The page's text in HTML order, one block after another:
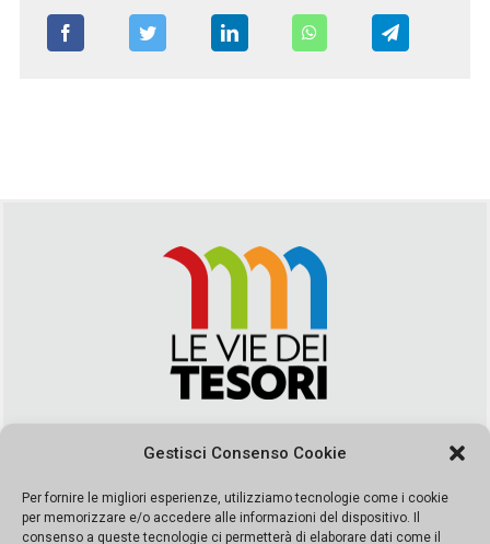
Gestisci Consenso Cookie
Per fornire le migliori esperienze, utilizziamo tecnologie come i cookie
per memorizzare e/o accedere alle informazioni del dispositivo. Il
consenso a queste tecnologie ci permetterà di elaborare dati come il
segreteria@leviedeitesori.it
Direttore ResponsabileMarcello Barbaro – Aut. del tribunale di